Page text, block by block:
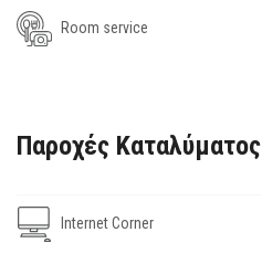
Room service
Παροχές Καταλύματος
Internet Corner